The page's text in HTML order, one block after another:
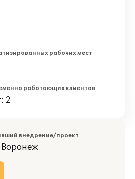
рабочих мест
работающих клиентов
2
внедрение/проект
Воронеж